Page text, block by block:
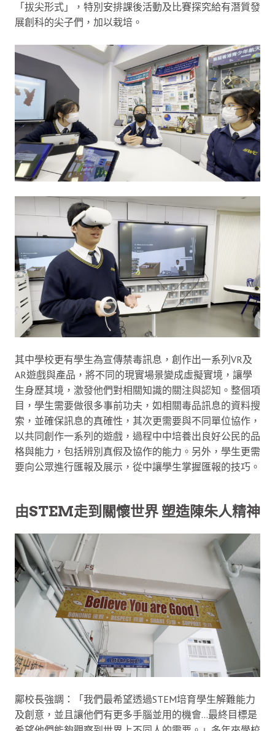
「拔尖形式」，特別安排課後活動及比賽探究給有潛質發
展創科的尖子們，加以栽培。
其中學校更有學生為宣傳禁毒訊息，創作出一系列VR及
AR遊戲與產品，將不同的現實場景變成虛擬實境，讓學
生身歷其境，激發他們對相關知識的關注與認知。整個項
目，學生需要做很多事前功夫，如相關毒品訊息的資料搜
索，並確保訊息的真確性，其次更需要與不同單位協作，
以共同創作一系列的遊戲，過程中中培養出良好公民的品
格與能力，包括辨別真假及協作的能力。另外，學生更需
要向公眾進行匯報及展示，從中讓學生掌握匯報的技巧。
由STEM走到關懷世界 塑造陳朱人精神
鄺校長強調：「我們最希望透過STEM培育學生解難能力
及創意，並且讓他們有更多手腦並用的機會…最終目標是